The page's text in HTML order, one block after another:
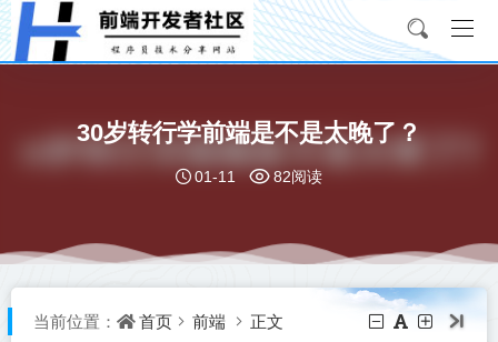
30岁转行学前端是不是太晚了？
01-11 82阅读
当前位置： 首页 前端 正文